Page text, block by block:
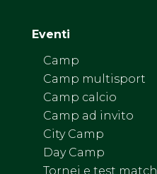
Eventi
Camp
Camp multisport
Camp calcio
Camp ad invito
City Camp
Day Camp
Tornei e test match